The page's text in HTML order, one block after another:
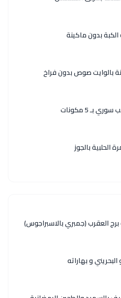
بدون ماكينة
بالوايت صوص بدون فراخ
بـ 5 مكونات
بالجوز
العقرب (جمبري بالاسبراجوس)
و بهاراته